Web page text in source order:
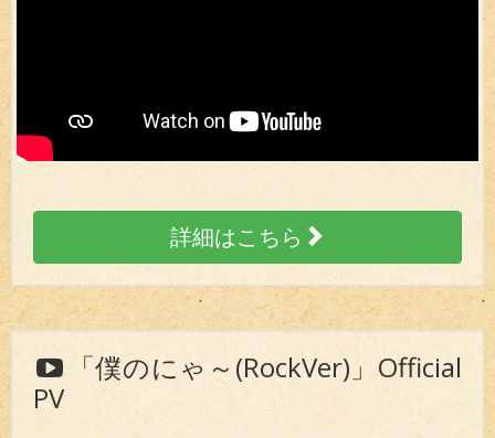
詳細はこちら
「僕のにゃ～(RockVer)」Official
PV